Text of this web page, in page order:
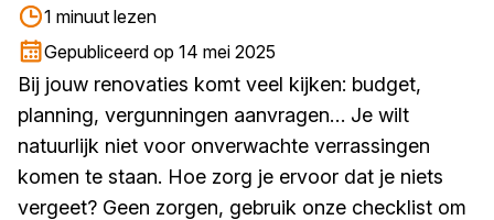
1 minuut lezen
Gepubliceerd op 14 mei 2025
Bij jouw renovaties komt veel kijken: budget,
planning, vergunningen aanvragen… Je wilt
natuurlijk niet voor onverwachte verrassingen
komen te staan. Hoe zorg je ervoor dat je niets
vergeet? Geen zorgen, gebruik onze checklist om